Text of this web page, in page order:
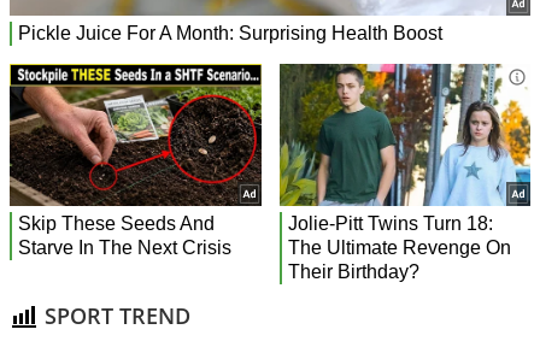
SPORT TREND